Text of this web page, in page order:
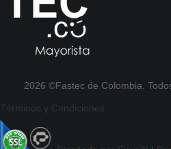
2026 ©Fastec de Colombia.
Términos y Condiciones